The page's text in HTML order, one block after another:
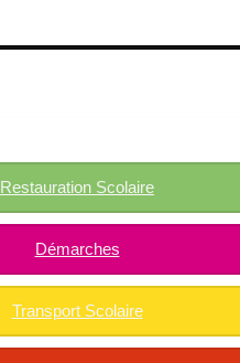
Restauration Scolaire
Démarches
Transport Scolaire